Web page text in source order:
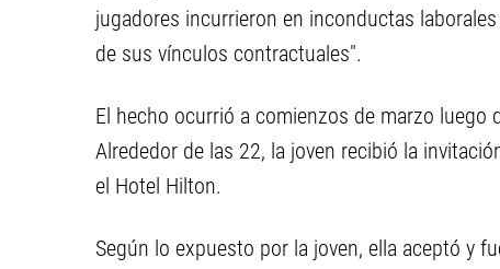
jugadores incurrieron en inconductas
de sus vínculos contractuales".
El hecho ocurrió a comienzos de marzo luego
Alrededor de las 22, la joven recibió la
el Hotel Hilton.
Según lo expuesto por la joven, ella aceptó y